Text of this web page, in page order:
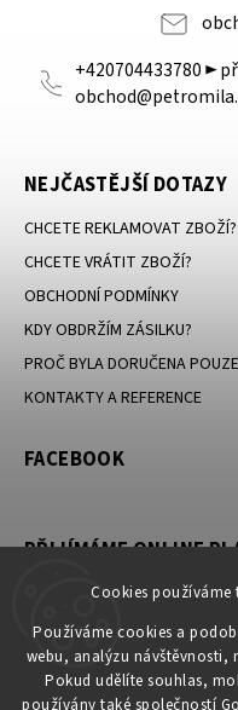
Cookies používáme
Používáme cookies a
webu, analýzu návštěvnosti,
Pokud udělíte souhlas,
používány také společností
+420704433780 ►
NEJČASTĚJŠÍ DOTAZY
CHCETE REKLAMOVAT ZBOŽÍ?
CHCETE VRÁTIT ZBOŽÍ?
OBCHODNÍ PODMÍNKY
KDY OBDRŽÍM ZÁSILKU?
PROČ BYLA DORUČENA
KONTAKTY A REFERENCE
FACEBOOK
PŘIJÍMÁME ONLINE
KONTAKT